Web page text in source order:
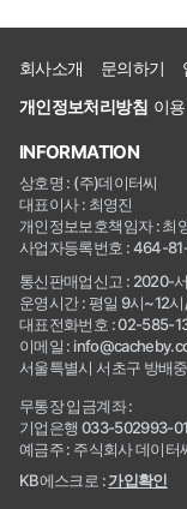
회사소개 문의하기
개인정보처리방침 이
INFORMATION
상호명 : (주)데이터씨
대표이사 : 최영진
개인정보보호책임자 : 최
사업자등록번호 : 464-
통신판매업신고 : 2020-
운영시간 : 평일 9시~12
대표전화번호 : 02-585-
이메일 :
서울특별시 서초구 방배
무통장 입금계좌 :
기업은행 033-502993-
예금주 : 주식회사 데이터
KB에스크로 :가입확인